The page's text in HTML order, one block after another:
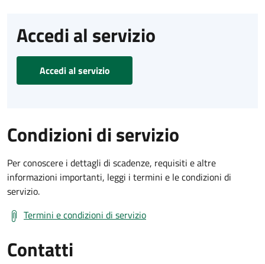
Accedi al servizio
Accedi al servizio
Condizioni di servizio
Per conoscere i dettagli di scadenze, requisiti e altre
informazioni importanti, leggi i termini e le condizioni di
servizio.
Termini e condizioni di servizio
Contatti